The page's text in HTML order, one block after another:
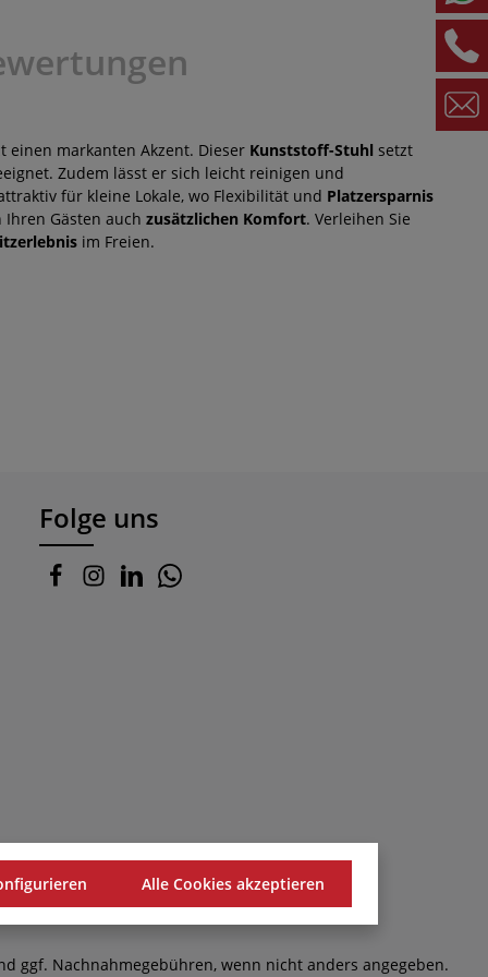
einen markanten Akzent. Dieser Kunststoff-Stuhl setzt
Zudem lässt er sich leicht reinigen und
für kleine Lokale, wo Flexibilität und Platzersparnis
Gästen auch zusätzlichen Komfort. Verleihen Sie
im Freien.
Folge uns
ggf. Nachnahmegebühren, wenn nicht anders angegeben.
Alle Cookies akzeptieren